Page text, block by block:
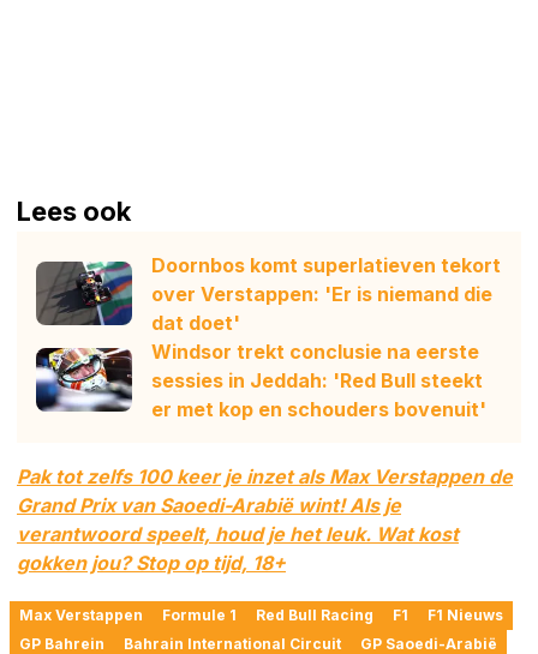
Lees ook
Doornbos komt superlatieven tekort
over Verstappen: 'Er is niemand die
dat doet'
Windsor trekt conclusie na eerste
sessies in Jeddah: 'Red Bull steekt
er met kop en schouders bovenuit'
Pak tot zelfs 100 keer je inzet als Max Verstappen de
Grand Prix van Saoedi-Arabië wint! Als je
verantwoord speelt, houd je het leuk. Wat kost
gokken jou? Stop op tijd, 18+
Max Verstappen Formule 1 Red Bull Racing F1
F1 Nieuws
GP Bahrein
Bahrain International Circuit
GP Saoedi-Arabië